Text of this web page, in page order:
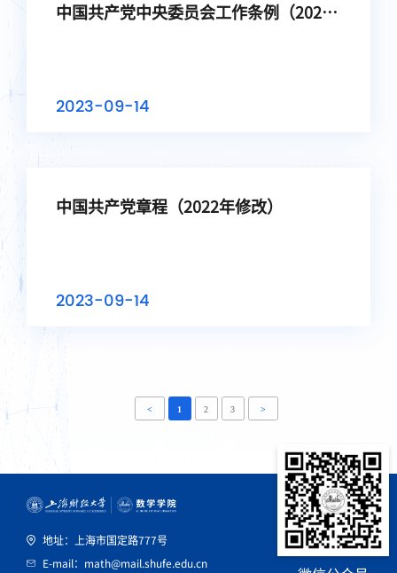
中国共产党中央委员会工作条例（2020
2023-09-14
中国共产党章程（2022年修改）
2023-09-14
< 1 2 3 >
地址：上海市国定路777号
E-mail：math@mail.shufe.edu.cn